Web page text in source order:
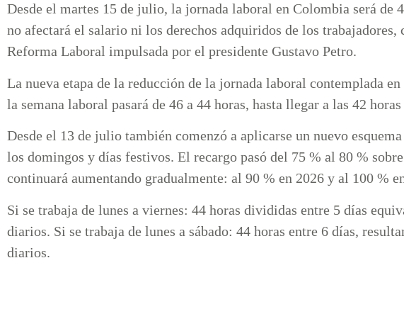
Desde el martes 15 de julio, la jornada laboral en Colombia será de
no afectará el salario ni los derechos adquiridos de los
Reforma Laboral impulsada por el presidente Gustavo Petro.
La nueva etapa de la reducción de la jornada laboral contemplada
la semana laboral pasará de 46 a 44 horas, hasta llegar a las 42
Desde el 13 de julio también comenzó a aplicarse un nuevo
los domingos y días festivos. El recargo pasó del 75 % al 80 %
continuará aumentando gradualmente: al 90 % en 2026 y al 100 %
Si se trabaja de lunes a viernes: 44 horas divididas entre 5 días
diarios. Si se trabaja de lunes a sábado: 44 horas entre 6 días,
diarios.